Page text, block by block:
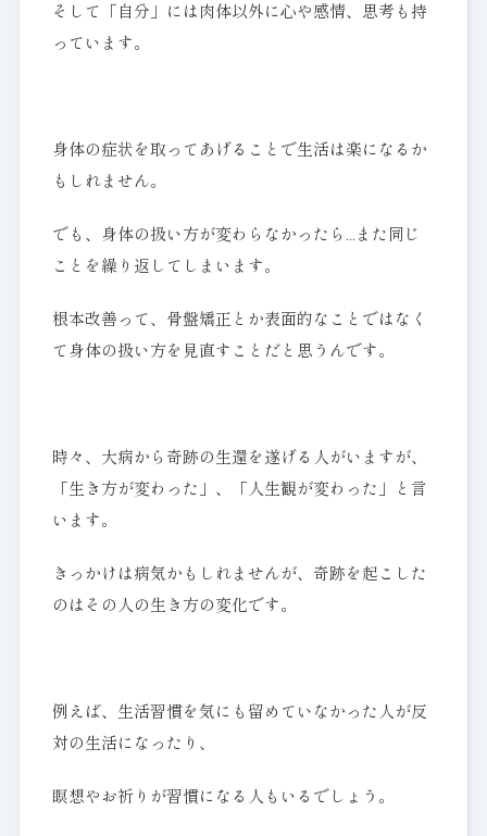
そして「自分」には肉体以外に心や感情、思考も持
っています。
身体の症状を取ってあげることで生活は楽になるか
もしれません。
でも、身体の扱い方が変わらなかったら…また同じ
ことを繰り返してしまいます。
根本改善って、骨盤矯正とか表面的なことではなく
て身体の扱い方を見直すことだと思うんです。
時々、大病から奇跡の生還を遂げる人がいますが、
「生き方が変わった」、「人生観が変わった」と言
います。
きっかけは病気かもしれませんが、奇跡を起こした
のはその人の生き方の変化です。
例えば、生活習慣を気にも留めていなかった人が反
対の生活になったり、
瞑想やお祈りが習慣になる人もいるでしょう。